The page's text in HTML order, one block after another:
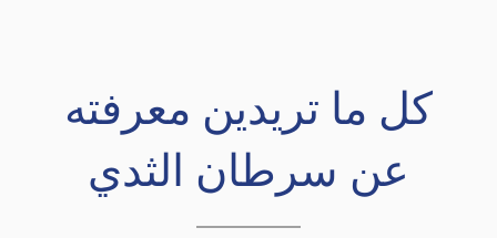
كل ما تريدين معرفته
عن سرطان الثدي